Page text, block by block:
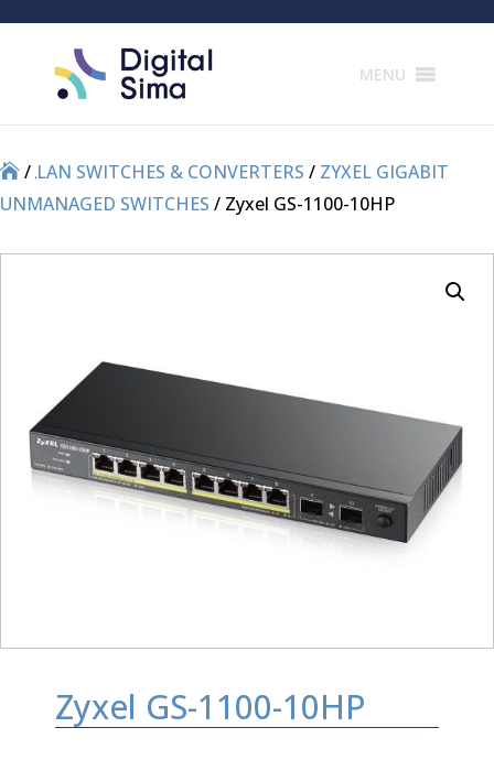
MENU
//LAN SWITCHES & CONVERTERS / ZYXEL GIGABIT
UNMANAGED SWITCHES / Zyxel GS-1100-10HP
Zyxel GS-1100-10HP